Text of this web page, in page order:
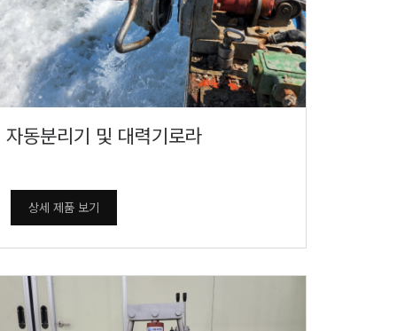
자동분리기 및 대력기로라
상세 제품 보기